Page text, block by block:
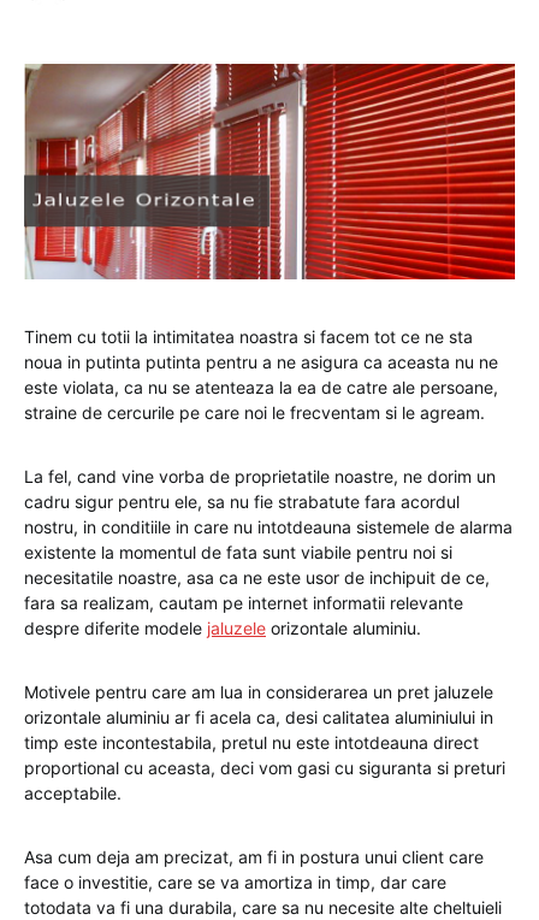
Tinem cu totii la intimitatea noastra si facem tot ce ne sta
noua in putinta putinta pentru a ne asigura ca aceasta nu ne
este violata, ca nu se atenteaza la ea de catre ale persoane,
straine de cercurile pe care noi le frecventam si le agream.
La fel, cand vine vorba de proprietatile noastre, ne dorim un
cadru sigur pentru ele, sa nu fie strabatute fara acordul
nostru, in conditiile in care nu intotdeauna sistemele de alarma
existente la momentul de fata sunt viabile pentru noi si
necesitatile noastre, asa ca ne este usor de inchipuit de ce,
fara sa realizam, cautam pe internet informatii relevante
despre diferite modele jaluzele orizontale aluminiu.
Motivele pentru care am lua in considerarea un pret jaluzele
orizontale aluminiu ar fi acela ca, desi calitatea aluminiului in
timp este incontestabila, pretul nu este intotdeauna direct
proportional cu aceasta, deci vom gasi cu siguranta si preturi
acceptabile.
Asa cum deja am precizat, am fi in postura unui client care
face o investitie, care se va amortiza in timp, dar care
totodata va fi una durabila, care sa nu necesite alte cheltuieli